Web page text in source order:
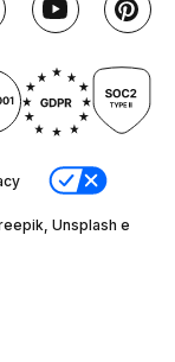
Unsplash e